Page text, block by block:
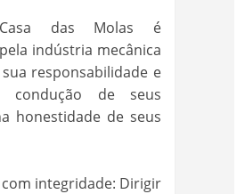
das Molas é
indústria mecânica
responsabilidade e
condução de seus
honestidade de seus
integridade: Dirigir